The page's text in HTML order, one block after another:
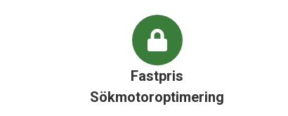
Fastpris
Sökmotoroptimering